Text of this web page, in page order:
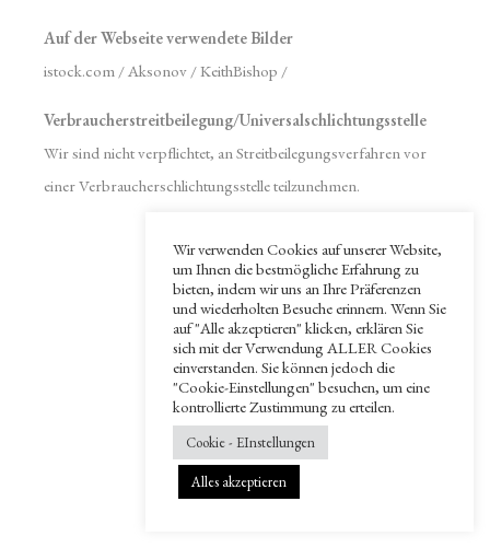
Auf der Webseite verwendete Bilder
istock.com / Aksonov / KeithBishop /
Verbraucherstreitbeilegung/Universalschlichtungsstelle
Wir sind nicht verpflichtet, an Streitbeilegungsverfahren vor
einer Verbraucherschlichtungsstelle teilzunehmen.
Impressum
Datenschutz
© 2022 H&P Tennis GbR
Wir verwenden Cookies auf unserer Website,
um Ihnen die bestmögliche Erfahrung zu
bieten, indem wir uns an Ihre Präferenzen
und wiederholten Besuche erinnern. Wenn Sie
auf "Alle akzeptieren" klicken, erklären Sie
sich mit der Verwendung ALLER Cookies
einverstanden. Sie können jedoch die
"Cookie-Einstellungen" besuchen, um eine
kontrollierte Zustimmung zu erteilen.
Cookie - EInstellungen
Alles akzeptieren